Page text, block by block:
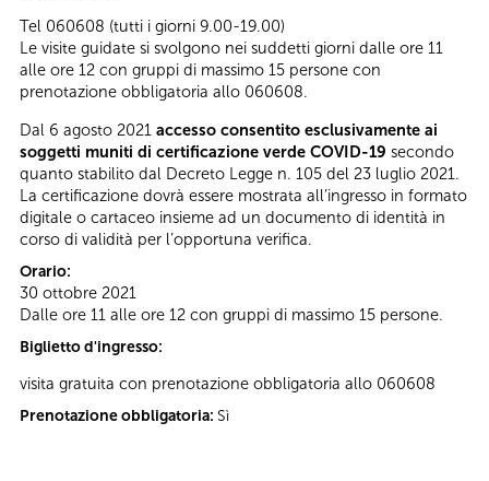
Tel 060608 (tutti i giorni 9.00-19.00)
Le visite guidate si svolgono nei suddetti giorni dalle ore 11
alle ore 12 con gruppi di massimo 15 persone con
prenotazione obbligatoria allo 060608.
Dal 6 agosto 2021 accesso consentito esclusivamente ai
soggetti muniti di certificazione verde COVID-19 secondo
quanto stabilito dal Decreto Legge n. 105 del 23 luglio 2021.
La certificazione dovrà essere mostrata all’ingresso in formato
digitale o cartaceo insieme ad un documento di identità in
corso di validità per l’opportuna verifica.
Orario:
30 ottobre 2021
Dalle ore 11 alle ore 12 con gruppi di massimo 15 persone.
Biglietto d'ingresso:
visita gratuita con prenotazione obbligatoria allo 060608
Prenotazione obbligatoria: Sì